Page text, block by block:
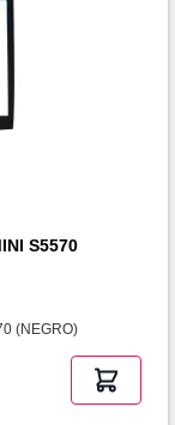
S5570
(NEGRO)